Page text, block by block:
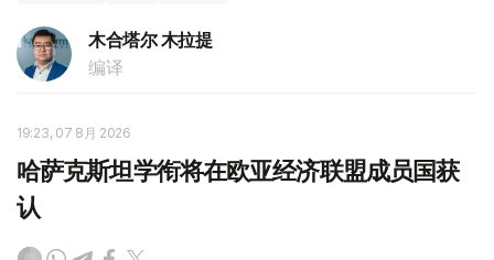
木合塔尔 木拉提
编译
19:23, 07 8月 2026
哈萨克斯坦学衔将在欧亚经济联盟成员国获
认